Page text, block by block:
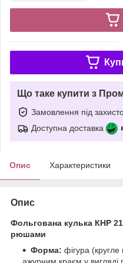
Що таке купити з
Замовлення під
Доступна доставка
Опис Характеристики
Опис
Фольгована кулька КНР
рюшами
Форма: фігура
ажурним краєм у вигляді